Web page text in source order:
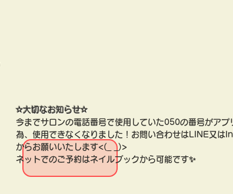
​✫大切なお知らせ✫
今までサロンの電話番号で使用していた050の番号がアプ
為、使用できなくなりました！お問い合わせはLINE又は
​からお願いいたします<(_ _)>
ネットでのご予約はネイルブックから可能です✨